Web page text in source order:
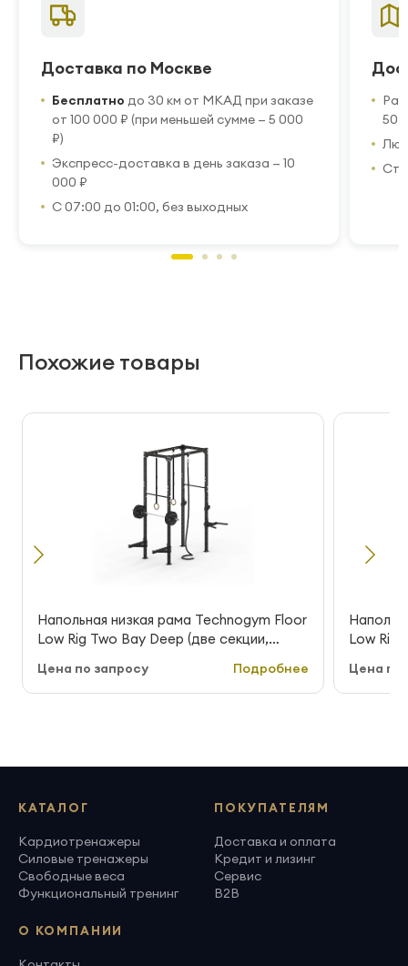
Доставка по Москве
Бесплатно до 30 км от МКАД при заказе
от 100 000 ₽ (при меньшей сумме — 5 000
₽)
Экспресс-доставка в день заказа — 10
000 ₽
С 07:00 до 01:00, без выходных
50
Похожие товары
Напольная низкая рама Technogym Floor
Low Rig Two Bay Deep (две секции,
Цена по запросу Подробнее
Low Rig
Цена по
КАТАЛОГ
Кардиотренажеры
Силовые тренажеры
Свободные веса
Функциональный тренинг
ПОКУПАТЕЛЯМ
Доставка и оплата
Кредит и лизинг
Сервис
B2B
О КОМПАНИИ